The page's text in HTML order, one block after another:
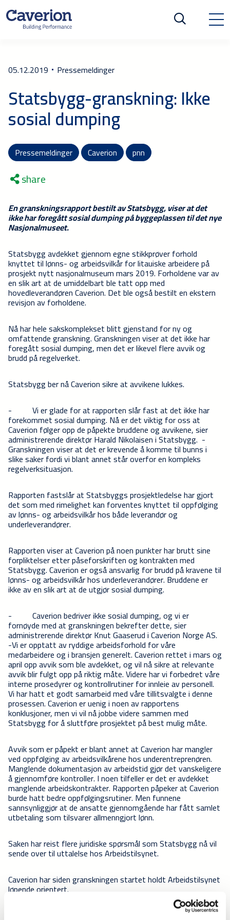
05.12.2019 Pressemeldinger
Statsbygg-granskning: Ikke
sosial dumping
Pressemeldinger Caverion pnn
share
En granskningsrapport bestilt av Statsbygg, viser at det
ikke har foregått sosial dumping på byggeplassen til det nye
Nasjonalmuseet.
Statsbygg avdekket gjennom egne stikkprøver forhold
knyttet til lønns- og arbeidsvilkår for litauiske arbeidere på
prosjekt nytt nasjonalmuseum mars 2019. Forholdene var av
en slik art at de umiddelbart ble tatt opp med
hovedleverandøren Caverion. Det ble også bestilt en ekstern
revisjon av forholdene.
Nå har hele sakskomplekset blitt gjenstand for ny og
omfattende granskning. Granskningen viser at det ikke har
foregått sosial dumping, men det er likevel flere avvik og
brudd på regelverket.
Statsbygg ber nå Caverion sikre at avvikene lukkes.
-
Vi er glade for at rapporten slår fast at det ikke har
forekommet sosial dumping. Nå er det viktig for oss at
Caverion følger opp de påpekte bruddene og avvikene, sier
administrerende direktør Harald Nikolaisen i Statsbygg. -
Granskningen viser at det er krevende å komme til bunns i
slike saker fordi vi blant annet står overfor en kompleks
regelverksituasjon.
Rapporten fastslår at Statsbyggs prosjektledelse har gjort
det som med rimelighet kan forventes knyttet til oppfølging
av lønns- og arbeidsvilkår hos både leverandør og
underleverandører.
Rapporten viser at Caverion på noen punkter har brutt sine
forpliktelser etter påseforskriften og kontrakten med
Statsbygg. Caverion er også ansvarlig for brudd på kravene til
lønns- og arbeidsvilkår hos underleverandører. Bruddene er
ikke av en slik art at de utgjør sosial dumping.
-
Caverion bedriver ikke sosial dumping, og vi er
fornøyde med at granskningen bekrefter dette, sier
administrerende direktør Knut Gaaserud i Caverion Norge AS.
-Vi er opptatt av ryddige arbeidsforhold for våre
medarbeidere og i bransjen generelt. Caverion rettet i mars og
april opp avvik som ble avdekket, og vil nå sikre at relevante
avvik blir fulgt opp på riktig måte. Videre har vi forbedret våre
interne prosedyrer og kontrollrutiner for innleie av personell.
Vi har hatt et godt samarbeid med våre tillitsvalgte i denne
prosessen. Caverion er uenig i noen av rapportens
konklusjoner, men vi vil nå jobbe videre sammen med
Statsbygg for å sluttføre prosjektet på best mulig måte.
Avvik som er påpekt er blant annet at Caverion har mangler
ved oppfølging av arbeidsvilkårene hos underentreprenøren.
Manglende dokumentasjon av arbeidstid gjør det vanskeligere
å gjennomføre kontroller. I noen tilfeller er det er avdekket
manglende arbeidskontrakter. Rapporten påpeker at Caverion
burde hatt bedre oppfølgingsrutiner. Men funnene
sannsynliggjør at de ansatte gjennomgående har fått samlet
utbetaling som tilsvarer allmenngjort lønn.
Saken har reist flere juridiske spørsmål som Statsbygg nå vil
sende over til uttalelse hos Arbeidstilsynet.
Caverion har siden granskningen startet holdt Arbeidstilsynet
løpende orientert.
Granskningsrapporten er utarbeidet for Statsbygg av